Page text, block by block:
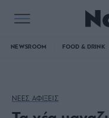
NEWSROOM FOOD & DRINK
ΝΕΕΣ ΑΦΙΞΕΙΣ